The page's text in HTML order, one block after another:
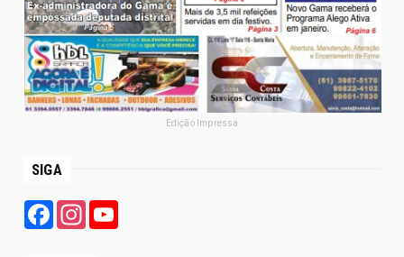
Edição Impressa
SIGA
FacebookInstagram